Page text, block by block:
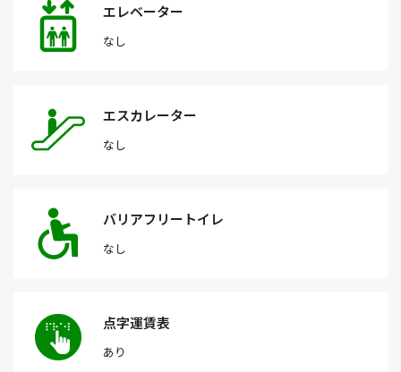
エレベーター
なし
エスカレーター
なし
バリアフリートイレ
なし
点字運賃表
あり